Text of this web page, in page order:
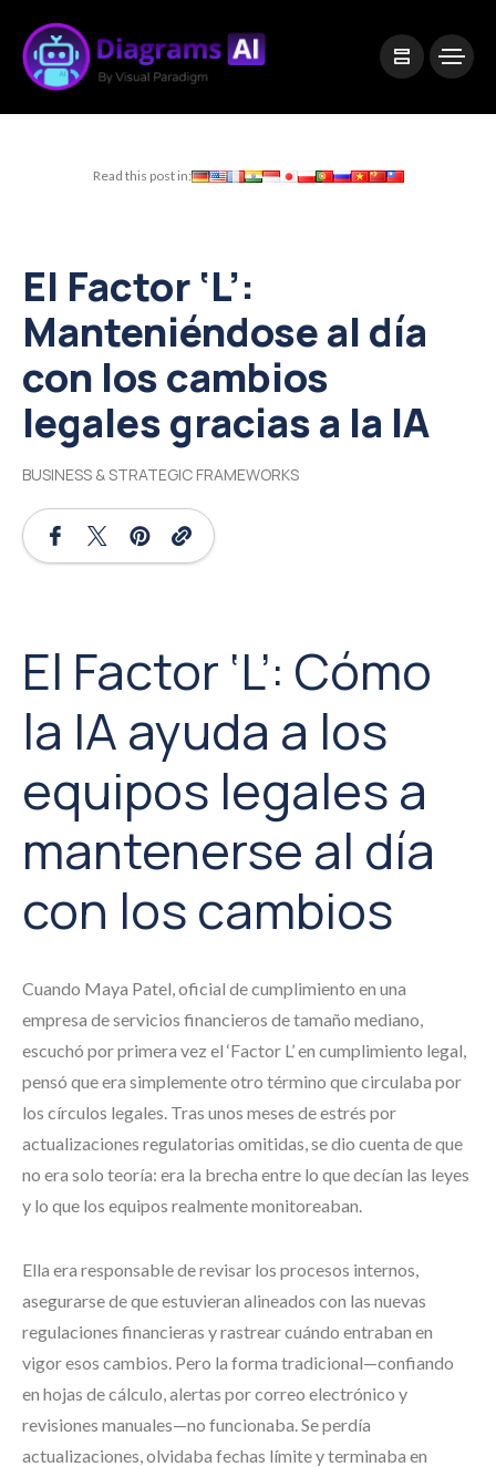
Read this post in:
El Factor ‘L’:
Manteniéndose al día
con los cambios
legales gracias a la IA
BUSINESS & STRATEGIC FRAMEWORKS
El Factor ‘L’: Cómo
la IA ayuda a los
equipos legales a
mantenerse al día
con los cambios
Cuando Maya Patel, oficial de cumplimiento en una
empresa de servicios financieros de tamaño mediano,
escuchó por primera vez el ‘Factor L’ en cumplimiento legal,
pensó que era simplemente otro término que circulaba por
los círculos legales. Tras unos meses de estrés por
actualizaciones regulatorias omitidas, se dio cuenta de que
no era solo teoría: era la brecha entre lo que decían las leyes
y lo que los equipos realmente monitoreaban.
Ella era responsable de revisar los procesos internos,
asegurarse de que estuvieran alineados con las nuevas
regulaciones financieras y rastrear cuándo entraban en
vigor esos cambios. Pero la forma tradicional—confiando
en hojas de cálculo, alertas por correo electrónico y
revisiones manuales—no funcionaba. Se perdía
actualizaciones, olvidaba fechas límite y terminaba en